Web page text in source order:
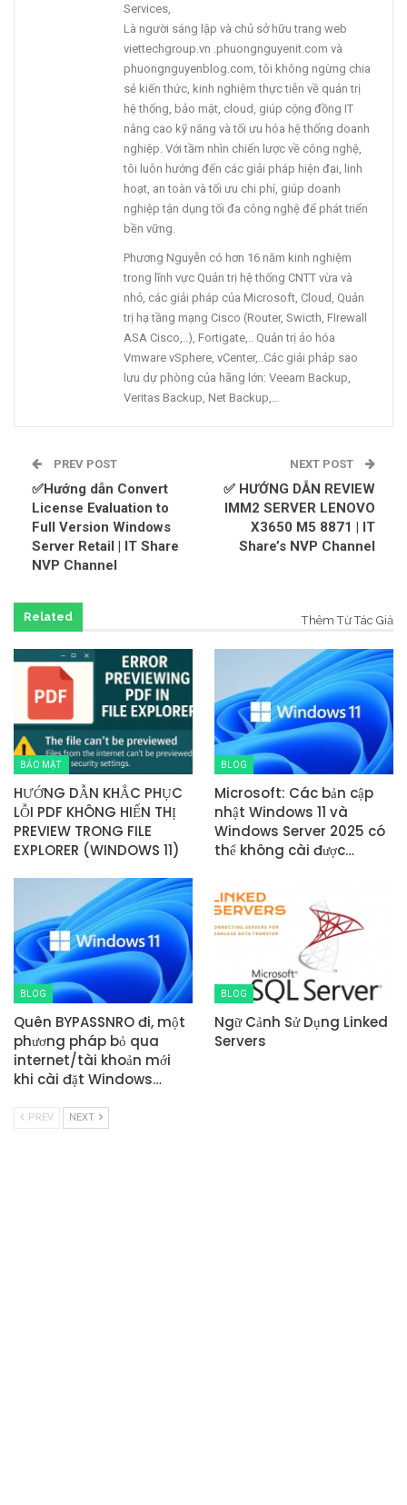
Services,
Là người sáng lập và chủ sở hữu trang web
viettechgroup.vn .phuongnguyenit.com và
phuongnguyenblog.com, tôi không ngừng chia
sẻ kiến thức, kinh nghiệm thực tiễn về quản trị
hệ thống, bảo mật, cloud, giúp cộng đồng IT
nâng cao kỹ năng và tối ưu hóa hệ thống doanh
nghiệp. Với tầm nhìn chiến lược về công nghệ,
tôi luôn hướng đến các giải pháp hiện đại, linh
hoạt, an toàn và tối ưu chi phí, giúp doanh
nghiệp tận dụng tối đa công nghệ để phát triển
bền vững.
Phương Nguyễn có hơn 16 năm kinh nghiệm
trong lĩnh vực Quản trị hệ thống CNTT vừa và
nhỏ, các giải pháp của Microsoft, Cloud, Quản
trị hạ tầng mạng Cisco (Router, Swicth, FIrewall
ASA Cisco,..), Fortigate,.. Quản trị ảo hóa
Vmware vSphere, vCenter,..Các giải pháp sao
lưu dự phòng của hãng lớn: Veeam Backup,
Veritas Backup, Net Backup,…
PREV POST
✅Hướng dẫn Convert
License Evaluation to
Full Version Windows
Server Retail | IT Share
NVP Channel
NEXT POST
✅ HƯỚNG DẪN REVIEW
IMM2 SERVER LENOVO
X3650 M5 8871 | IT
Share’s NVP Channel
Related Thêm Từ Tác Giả
BẢO MẬT
HƯỚNG DẪN KHẮC PHỤC
LỖI PDF KHÔNG HIỂN THỊ
PREVIEW TRONG FILE
EXPLORER (WINDOWS 11)
BLOG
Microsoft: Các bản cập
nhật Windows 11 và
Windows Server 2025 có
thể không cài được…
BLOG
Quên BYPASSNRO đi, một
phương pháp bỏ qua
internet/tài khoản mới
khi cài đặt Windows…
BLOG
Ngữ Cảnh Sử Dụng Linked
Servers
PREV NEXT